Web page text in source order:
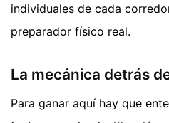
individuales de cada
preparador físico real.
La mecánica detrás
Para ganar aquí hay que